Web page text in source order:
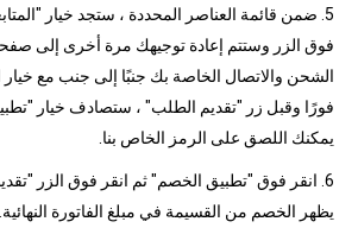
5. ضمن قائمة العناصر المحددة ، ستجد خيار
فوق الزر وستتم إعادة توجيهك مرة أخرى إلى
الشحن والاتصال الخاصة بك جنبًا إلى جنب مع خيار
فورًا وقبل زر "تقديم الطلب" ، ستصادف خيار
يمكنك اللصق على الرمز الخاص بنا.
6. انقر فوق "تطبيق الخصم" ثم انقر فوق الزر
يظهر الخصم من القسيمة في مبلغ الفاتورة النهائية.